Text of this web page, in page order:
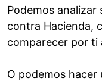
Podemos analizar
contra Hacienda,
comparecer por ti
O podemos hacer